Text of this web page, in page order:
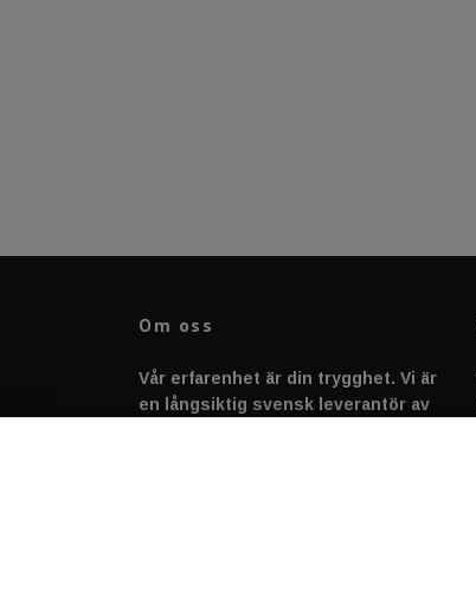
Om oss
Vår erfarenhet är din trygghet. Vi är
en långsiktig svensk leverantör av